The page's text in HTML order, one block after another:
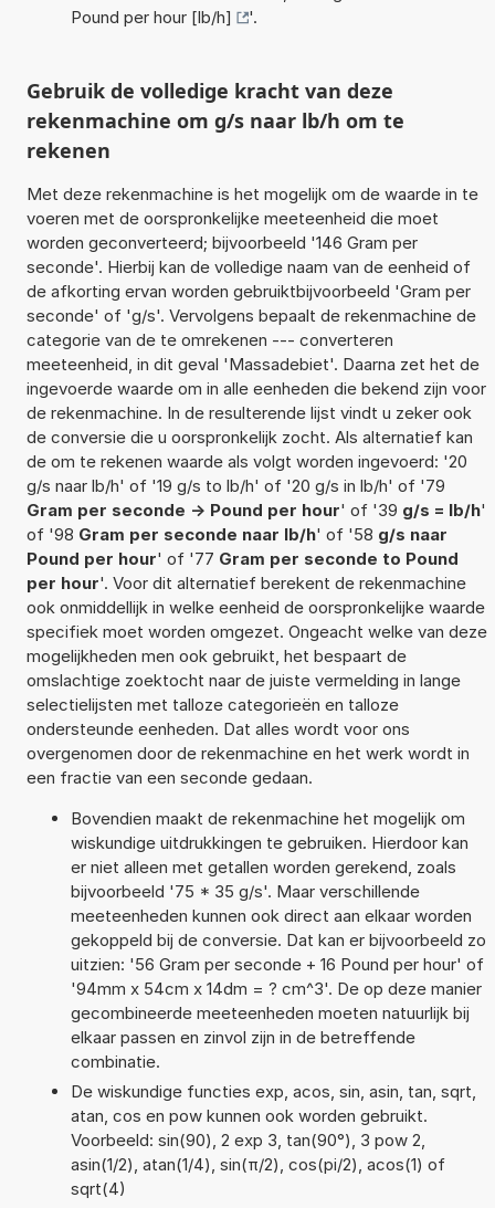
Pound per hour [lb/h]
'.
Gebruik de volledige kracht van deze
rekenmachine om g/s naar lb/h om te
rekenen
Met deze rekenmachine is het mogelijk om de waarde in te
voeren met de oorspronkelijke meeteenheid die moet
worden geconverteerd; bijvoorbeeld '146 Gram per
seconde'. Hierbij kan de volledige naam van de eenheid of
de afkorting ervan worden gebruiktbijvoorbeeld 'Gram per
seconde' of 'g/s'. Vervolgens bepaalt de rekenmachine de
categorie van de te omrekenen --- converteren
meeteenheid, in dit geval 'Massadebiet'. Daarna zet het de
ingevoerde waarde om in alle eenheden die bekend zijn voor
de rekenmachine. In de resulterende lijst vindt u zeker ook
de conversie die u oorspronkelijk zocht. Als alternatief kan
de om te rekenen waarde als volgt worden ingevoerd: '20
g/s naar lb/h' of '19 g/s to lb/h' of '20 g/s in lb/h' of '79
Gram per seconde -> Pound per hour' of '39 g/s = lb/h'
of '98 Gram per seconde naar lb/h' of '58 g/s naar
Pound per hour' of '77 Gram per seconde to Pound
per hour'. Voor dit alternatief berekent de rekenmachine
ook onmiddellijk in welke eenheid de oorspronkelijke waarde
specifiek moet worden omgezet. Ongeacht welke van deze
mogelijkheden men ook gebruikt, het bespaart de
omslachtige zoektocht naar de juiste vermelding in lange
selectielijsten met talloze categorieën en talloze
ondersteunde eenheden. Dat alles wordt voor ons
overgenomen door de rekenmachine en het werk wordt in
een fractie van een seconde gedaan.
Bovendien maakt de rekenmachine het mogelijk om
wiskundige uitdrukkingen te gebruiken. Hierdoor kan
er niet alleen met getallen worden gerekend, zoals
bijvoorbeeld '75 * 35 g/s'. Maar verschillende
meeteenheden kunnen ook direct aan elkaar worden
gekoppeld bij de conversie. Dat kan er bijvoorbeeld zo
uitzien: '56 Gram per seconde + 16 Pound per hour' of
'94mm x 54cm x 14dm = ? cm^3'. De op deze manier
gecombineerde meeteenheden moeten natuurlijk bij
elkaar passen en zinvol zijn in de betreffende
combinatie.
De wiskundige functies exp, acos, sin, asin, tan, sqrt,
atan, cos en pow kunnen ook worden gebruikt.
Voorbeeld: sin(90), 2 exp 3, tan(90°), 3 pow 2,
asin(1/2), atan(1/4), sin(π/2), cos(pi/2), acos(1) of
sqrt(4)